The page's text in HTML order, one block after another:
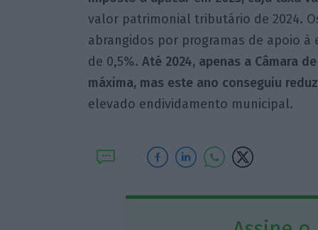
valor patrimonial tributário de 2024.
abrangidos por programas de apoio
de 0,5%. Até 2024, apenas a Câmara
máxima, mas este ano conseguiu
elevado endividamento municipal.